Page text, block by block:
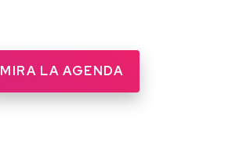
MIRA LA AGENDA